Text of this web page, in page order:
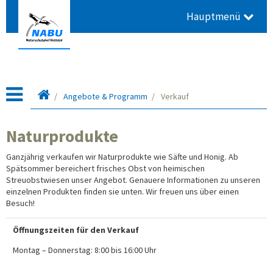
Hauptmenü
Leitseite
Angebote & Programm Verkauf
Naturprodukte
Ganzjährig verkaufen wir Naturprodukte wie Säfte und Honig. Ab
Spätsommer bereichert frisches Obst von heimischen
Streuobstwiesen unser Angebot. Genauere Informationen zu unseren
einzelnen Produkten finden sie unten. Wir freuen uns über einen
Besuch!
Öffnungszeiten für den Verkauf
Montag – Donnerstag: 8:00 bis 16:00 Uhr